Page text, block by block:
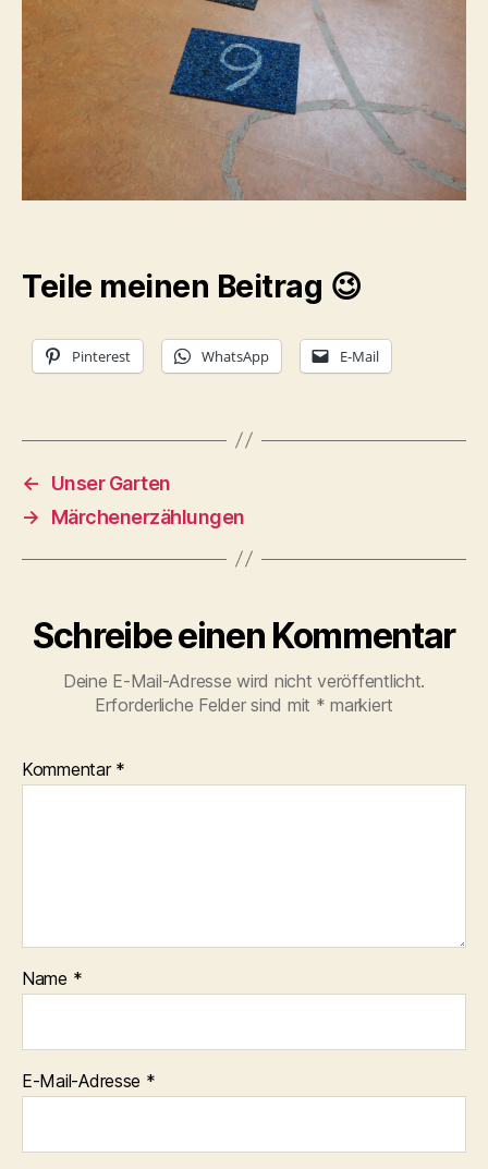
Teile meinen Beitrag 😉
Pinterest WhatsApp E-Mail
←
Unser Garten
→
Märchenerzählungen
Schreibe einen Kommentar
Deine E-Mail-Adresse wird nicht veröffentlicht.
Erforderliche Felder sind mit * markiert
Kommentar *
Name *
E-Mail-Adresse *